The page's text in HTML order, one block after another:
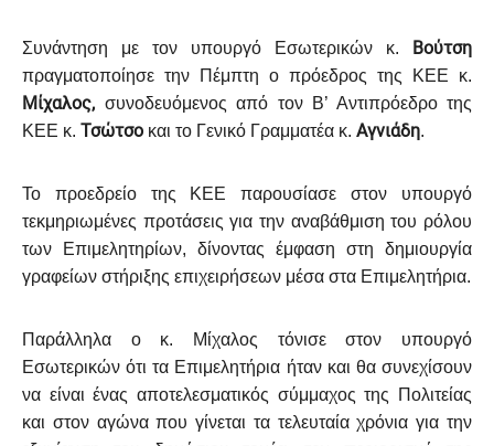
Συνάντηση με τον υπουργό Εσωτερικών κ. Βούτση
πραγματοποίησε την Πέμπτη ο πρόεδρος της ΚΕΕ κ.
Μίχαλος, συνοδευόμενος από τον Β’ Αντιπρόεδρο της
ΚΕΕ κ. Τσώτσο και το Γενικό Γραμματέα κ. Αγνιάδη.
Το προεδρείο της ΚΕΕ παρουσίασε στον υπουργό
τεκμηριωμένες προτάσεις για την αναβάθμιση του ρόλου
των Επιμελητηρίων, δίνοντας έμφαση στη δημιουργία
γραφείων στήριξης επιχειρήσεων μέσα στα Επιμελητήρια.
Παράλληλα ο κ. Μίχαλος τόνισε στον υπουργό
Εσωτερικών ότι τα Επιμελητήρια ήταν και θα συνεχίσουν
να είναι ένας αποτελεσματικός σύμμαχος της Πολιτείας
και στον αγώνα που γίνεται τα τελευταία χρόνια για την